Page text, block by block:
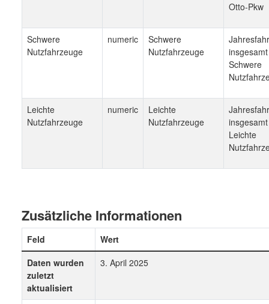
Otto-Pkw
Schwere
Nutzfahrzeuge
numeric
Schwere
Nutzfahrzeuge
Schwere
Leichte
Nutzfahrzeuge
numeric
Leichte
Nutzfahrzeuge
Leichte
Zusätzliche Informationen
Feld
Wert
Daten wurden
zuletzt
aktualisiert
3. April 2025